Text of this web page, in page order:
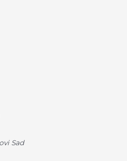
Sad